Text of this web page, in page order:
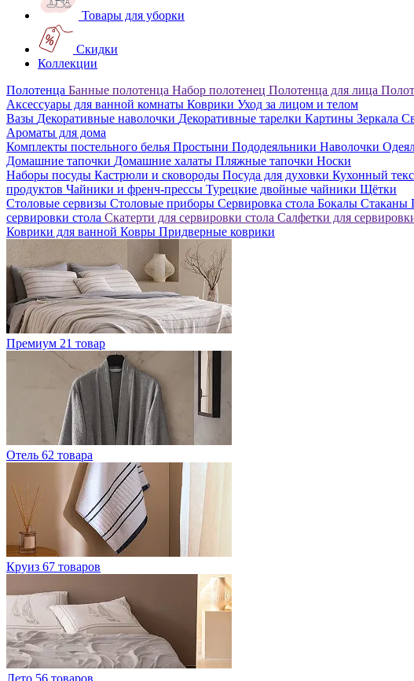
Товары для уборки
Скидки
Коллекции
Полотенца Банные полотенца Набор полотенец Полотенца для лица
Аксессуары для ванной комнаты Коврики Уход за лицом и телом
Вазы Декоративные наволочки Декоративные тарелки Картины Зеркала
Ароматы для дома
Комплекты постельного белья Простыни Пододеяльники Наволочки
Домашние тапочки Домашние халаты Пляжные тапочки Носки
Наборы посуды Кастрюли и сковороды Посуда для духовки Кухонный
продуктов Чайники и френч-прессы Турецкие двойные чайники Щётки
Столовые сервизы Столовые приборы Сервировка стола Бокалы Стаканы
сервировки стола Скатерти для сервировки стола Салфетки для
Коврики для ванной Ковры Придверные коврики
Премиум 21 товар
Отель 62 товара
Круиз 67 товаров
Лето 56 товаров